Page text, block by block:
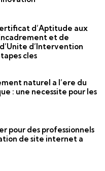
d’Aptitude aux
et de
d’Intervention
cles
naturel a l’ere du
: une necessite pour les
pour des professionnels
de site internet a